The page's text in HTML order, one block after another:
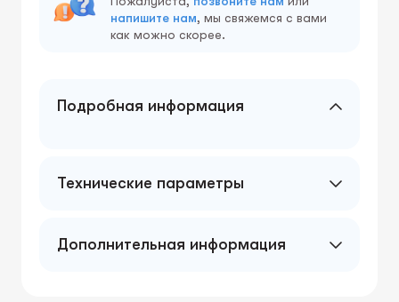
напишите нам, мы свяжемся с вами
как можно скорее.
Подробная информация
Технические параметры
Дополнительная информация